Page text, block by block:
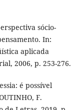
sócio-
In:
aplicada
2006, p. 253-276.
é possível
F.